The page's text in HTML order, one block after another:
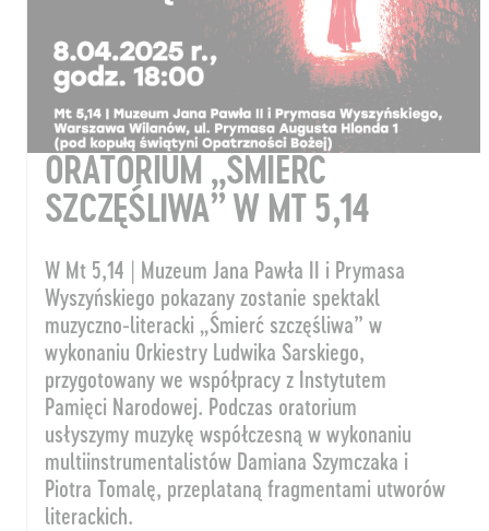
ORATORIUM „ŚMIERĆ
SZCZĘŚLIWA” W MT 5,14
W Mt 5,14 | Muzeum Jana Pawła II i Prymasa
Wyszyńskiego pokazany zostanie spektakl
muzyczno-literacki „Śmierć szczęśliwa” w
wykonaniu Orkiestry Ludwika Sarskiego,
przygotowany we współpracy z Instytutem
Pamięci Narodowej. Podczas oratorium
usłyszymy muzykę współczesną w wykonaniu
multiinstrumentalistów Damiana Szymczaka i
Piotra Tomalę, przeplataną fragmentami utworów
literackich.